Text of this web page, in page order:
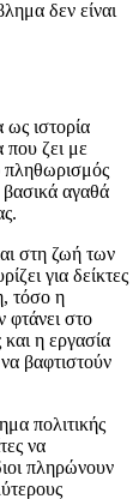
δεν είναι
ως ιστορία
που ζει με
πληθωρισμός
βασικά αγαθά
στη ζωή των
για δείκτες
τόσο η
φτάνει στο
η εργασία
βαφτιστούν
πολιτικής
να
πληρώνουν